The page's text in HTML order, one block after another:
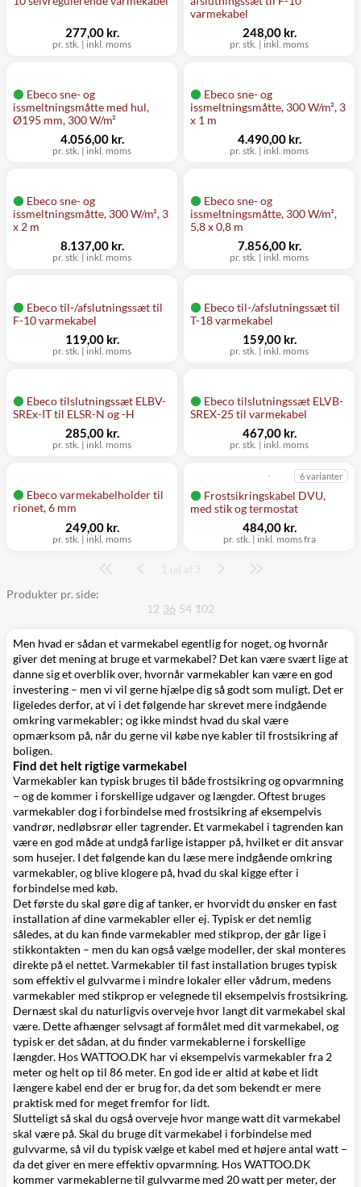
pr. stk. | inkl. moms
277,00 kr.
varmekabel
pr. stk. | inkl. moms
248,00 kr.
Ebeco sne- og
issmeltningsmåtte med hul,
Ø195 mm, 300 W/m²
pr. stk. | inkl. moms
4.056,00 kr.
Ebeco sne- og
issmeltningsmåtte, 300 W/m², 3
x 1 m
pr. stk. | inkl. moms
4.490,00 kr.
Ebeco sne- og
issmeltningsmåtte, 300 W/m², 3
x 2 m
pr. stk. | inkl. moms
8.137,00 kr.
Ebeco sne- og
issmeltningsmåtte, 300 W/m²,
5,8 x 0,8 m
pr. stk. | inkl. moms
7.856,00 kr.
Ebeco til-/afslutningssæt til
F-10 varmekabel
pr. stk. | inkl. moms
119,00 kr.
Ebeco til-/afslutningssæt til
T-18 varmekabel
pr. stk. | inkl. moms
159,00 kr.
Ebeco tilslutningssæt ELBV-
SREx-IT til ELSR-N og -H
pr. stk. | inkl. moms
285,00 kr.
Ebeco tilslutningssæt ELVB-
SREX-25 til varmekabel
pr. stk. | inkl. moms
467,00 kr.
Ebeco varmekabelholder til
rionet, 6 mm
pr. stk. | inkl. moms
249,00 kr.
Frostsikringskabel DVU,
med stik og termostat
6 varianter
pr. stk. | inkl. moms fra
484,00 kr.
Side
1 ud af 3
Produkter pr. side:
12 36 54 102
Men hvad er sådan et varmekabel egentlig for noget, og hvornår
giver det mening at bruge et varmekabel? Det kan være svært lige at
danne sig et overblik over, hvornår varmekabler kan være en god
investering – men vi vil gerne hjælpe dig så godt som muligt. Det er
ligeledes derfor, at vi i det følgende har skrevet mere indgående
omkring varmekabler; og ikke mindst hvad du skal være
opmærksom på, når du gerne vil købe nye kabler til frostsikring af
boligen.
Find det helt rigtige varmekabel
Varmekabler kan typisk bruges til både frostsikring og opvarmning
– og de kommer i forskellige udgaver og længder. Oftest bruges
varmekabler dog i forbindelse med frostsikring af eksempelvis
vandrør, nedløbsrør eller tagrender. Et varmekabel i tagrenden kan
være en god måde at undgå farlige istapper på, hvilket er dit ansvar
som husejer. I det følgende kan du læse mere indgående omkring
varmekabler, og blive klogere på, hvad du skal kigge efter i
forbindelse med køb.
Det første du skal gøre dig af tanker, er hvorvidt du ønsker en fast
installation af dine varmekabler eller ej. Typisk er det nemlig
således, at du kan finde varmekabler med stikprop, der går lige i
stikkontakten – men du kan også vælge modeller, der skal monteres
direkte på el nettet. Varmekabler til fast installation bruges typisk
som effektiv el gulvvarme i mindre lokaler eller vådrum, medens
varmekabler med stikprop er velegnede til eksempelvis frostsikring.
Dernæst skal du naturligvis overveje hvor langt dit varmekabel skal
være. Dette afhænger selvsagt af formålet med dit varmekabel, og
typisk er det sådan, at du finder varmekablerne i forskellige
længder. Hos WATTOO.DK har vi eksempelvis varmekabler fra 2
meter og helt op til 86 meter. En god ide er altid at købe et lidt
længere kabel end der er brug for, da det som bekendt er mere
praktisk med for meget fremfor for lidt.
Slutteligt så skal du også overveje hvor mange watt dit varmekabel
skal være på. Skal du bruge dit varmekabel i forbindelse med
gulvvarme, så vil du typisk vælge et kabel med et højere antal watt –
da det giver en mere effektiv opvarmning. Hos WATTOO.DK
kommer varmekablerne til gulvvarme med 20 watt per meter, der